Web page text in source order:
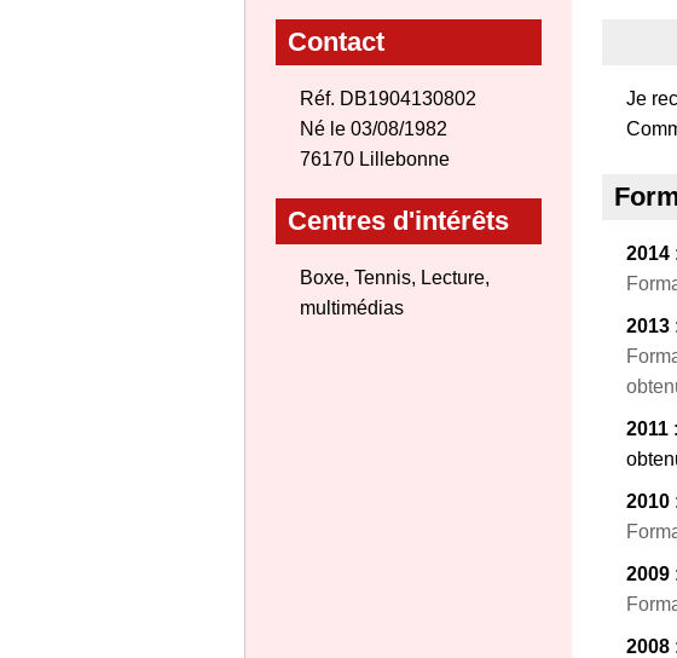
Contact
Réf. DB1904130802
Né le 03/08/1982
76170 Lillebonne
Centres d'intérêts
Boxe, Tennis, Lecture,
multimédias
Je
2014 :
2013
2011
2010 :
2009 :
2008